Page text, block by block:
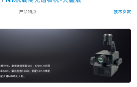
产品特点 技术参数